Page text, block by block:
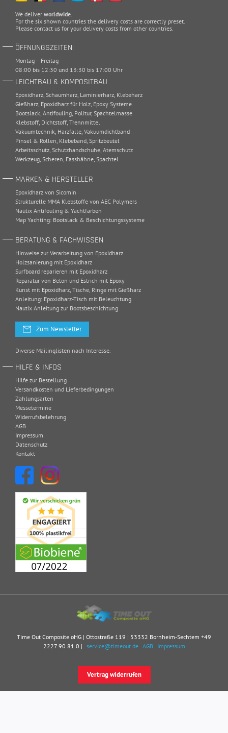
We deliver worldwide
For the six shown countries the delivery costs are correctly preset.
Please contact us for your delivery costs from other countries.
ÖFFNUNGSZEITEN:
Montag – Freitag
08:00 bis 12:30 und 13:30 bis 17:00 Uhr
LEICHTBAU & KOMPOSITBAU
Epoxidharz Schaumharz Laminierharz Klebeharz
Gießharz Epoxidharz für Holz Epoxy Systeme
Bootslack Antifouling Politur, Spachtelmasse
Klebstoff Dichtstoff Trennmittel
Vakuumtechnik Harzfalle Vakuumdichtband
Pinsel & Rollen Klebeband Spritzbeutel
Arbeitsschutz Schutzhandschuhe Atemschutz
Werkzeug Scheren Fasshähne Spachtel
MARKEN & HERSTELLER
Epoxidharz von Sicomin
Strukturelle MMA Klebstoffe von AEC Polymers
Nautix Antifouling & Yachtfarben
Map Yachting: Bootslack & Beschichtungssysteme
BERATUNG & FACHWISSEN
Hinweise zur Verarbeitung von Epoxidharz
Holzsanierung mit Epoxidharz
Surfboard reparieren mit Epoxidharz
Reparatur von Beton und Estrich mit Epoxy
Kunst mit Epoxidharz, Tische, Ringe mit Gießharz
Anleitung: Epoxidharz-Tisch mit Beleuchtung
Nautix Anleitung zur Bootsbeschichtung
Zum Newsletter
Diverse Mailinglisten nach Interesse.
HILFE & INFOS
Hilfe zur Bestellung
Versandkosten und Lieferbedingungen
Zahlungsarten
Messetermine
Widerrufsbelehrung
AGB
Impressum
Datenschutz
Kontakt
Time Out Composite oHG | Ottostraße 119 | 53332 Bornheim-Sechtem +49
2227 90 81 0 | service@timeout.de AGB Impressum
Vertrag widerrufen